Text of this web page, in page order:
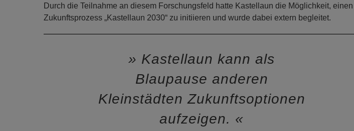
Durch die Teilnahme an diesem Forschungsfeld hatte Kastellaun die Möglichkeit, einen
Zukunftsprozess „Kastellaun 2030“ zu initiieren und wurde dabei extern begleitet.
Kastellaun kann als
Blaupause anderen
Kleinstädten Zukunftsoptionen
aufzeigen.